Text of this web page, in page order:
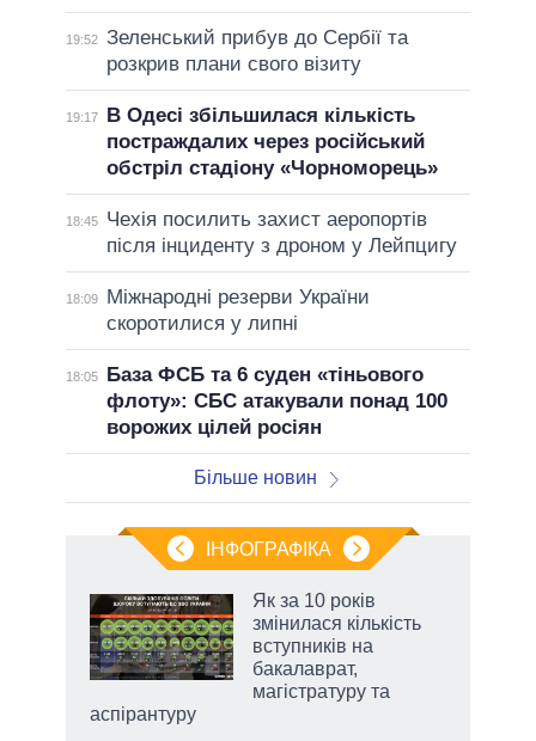
19:52 Зеленський прибув до Сербії та
розкрив плани свого візиту
19:17
В Одесі збільшилася кількість
постраждалих через російський
обстріл стадіону «Чорноморець»
18:45
Чехія посилить захист аеропортів
після інциденту з дроном у Лейпцигу
18:09
Міжнародні резерви України
скоротилися у липні
18:05
База ФСБ та 6 суден «тіньового
флоту»: СБС атакували понад 100
ворожих цілей росіян
Більше новин
ІНФОГРАФІКА
Як за 10 років
змінилася кількість
вступників на
бакалаврат,
магістратуру та
аспірантуру